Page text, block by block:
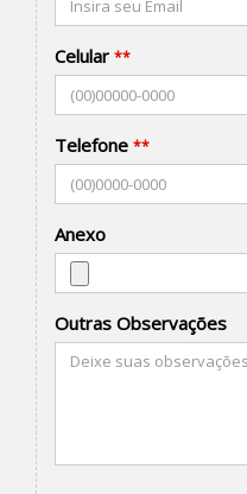
Celular **
Telefone **
Anexo
Outras Observações